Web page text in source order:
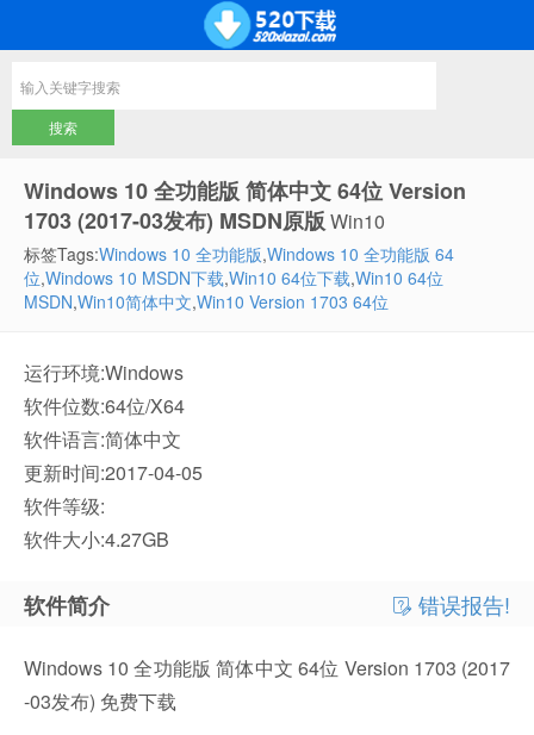
Windows 10 全功能版 简体中文 64位 Version
1703 (2017-03发布) MSDN原版 Win10
标签Tags:Windows 10 全功能版,Windows 10 全功能版 64
位,Windows 10 MSDN下载,Win10 64位下载,Win10 64位
MSDN,Win10简体中文,Win10 Version 1703 64位
运行环境:Windows
软件位数:64位/X64
软件语言:简体中文
更新时间:2017-04-05
软件等级:
软件大小:4.27GB
软件简介 错误报告!
Windows 10 全功能版 简体中文 64位 Version 1703 (2017
-03发布) 免费下载